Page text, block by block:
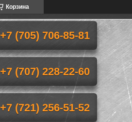
Корзина
+7 (705) 706-85-81
+7 (707) 228-22-60
+7 (721) 256-51-52